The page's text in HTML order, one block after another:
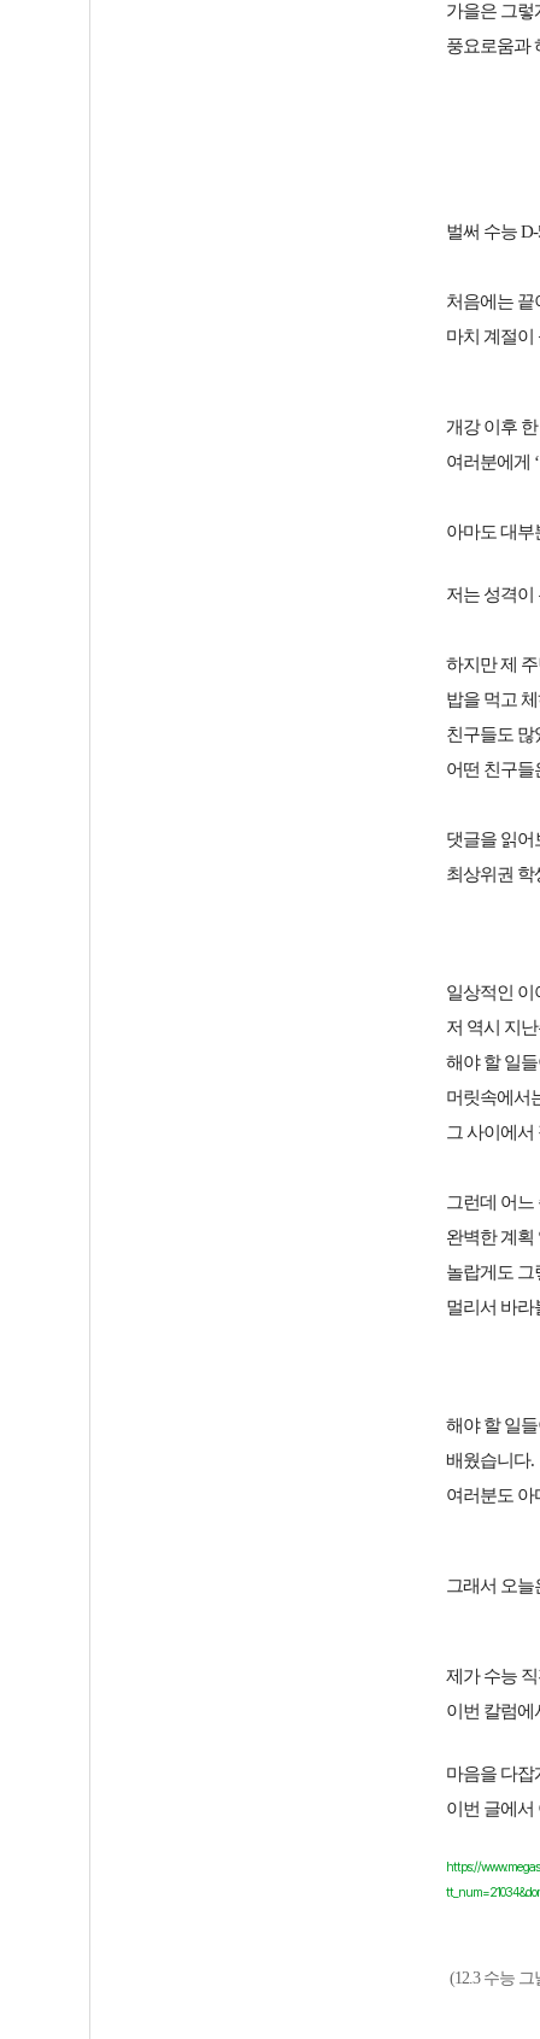
가을은 그
풍요로움과
벌써 수능
처음에는 끝
마치 계절이
개강 이후
여러분에게
아마도 대부
저는 성격이
하지만 제
밥을 먹고
친구들도
어떤 친구들
댓글을 읽어
최상위권 학
일상적인
저 역시 지
해야 할 일
머릿속에서
그 사이에
그런데 어
완벽한 계획
놀랍게도 그
멀리서 바라
해야 할 일
배웠습니다.
여러분도 아
그래서 오
제가 수능
이번 칼럼에
마음을 다잡
이번 글에서
https://
(12.3 수능